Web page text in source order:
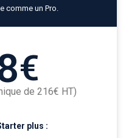
comme un Pro.
€
de 216€ HT)
plus :